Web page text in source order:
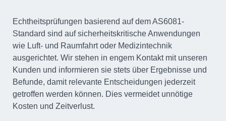
Echtheitsprüfungen basierend auf dem AS6081-
Standard sind auf sicherheitskritische Anwendungen
wie Luft- und Raumfahrt oder Medizintechnik
ausgerichtet. Wir stehen in engem Kontakt mit unseren
Kunden und informieren sie stets über Ergebnisse und
Befunde, damit relevante Entscheidungen jederzeit
getroffen werden können. Dies vermeidet unnötige
Kosten und Zeitverlust.